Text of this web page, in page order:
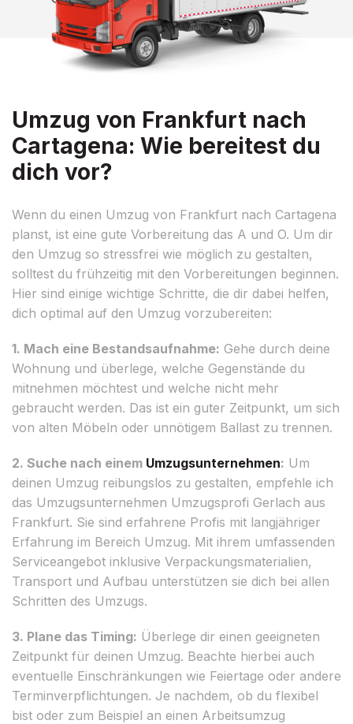
Umzug von Frankfurt nach
Cartagena: Wie bereitest du
dich vor?
Wenn du einen Umzug von Frankfurt nach Cartagena
planst, ist eine gute Vorbereitung das A und O. Um dir
den Umzug so stressfrei wie möglich zu gestalten,
solltest du frühzeitig mit den Vorbereitungen beginnen.
Hier sind einige wichtige Schritte, die dir dabei helfen,
dich optimal auf den Umzug vorzubereiten:
1. Mach eine Bestandsaufnahme: Gehe durch deine
Wohnung und überlege, welche Gegenstände du
mitnehmen möchtest und welche nicht mehr
gebraucht werden. Das ist ein guter Zeitpunkt, um sich
von alten Möbeln oder unnötigem Ballast zu trennen.
2. Suche nach einem Umzugsunternehmen: Um
deinen Umzug reibungslos zu gestalten, empfehle ich
das Umzugsunternehmen Umzugsprofi Gerlach aus
Frankfurt. Sie sind erfahrene Profis mit langjähriger
Erfahrung im Bereich Umzug. Mit ihrem umfassenden
Serviceangebot inklusive Verpackungsmaterialien,
Transport und Aufbau unterstützen sie dich bei allen
Schritten des Umzugs.
3. Plane das Timing: Überlege dir einen geeigneten
Zeitpunkt für deinen Umzug. Beachte hierbei auch
eventuelle Einschränkungen wie Feiertage oder andere
Terminverpflichtungen. Je nachdem, ob du flexibel
bist oder zum Beispiel an einen Arbeitsumzug